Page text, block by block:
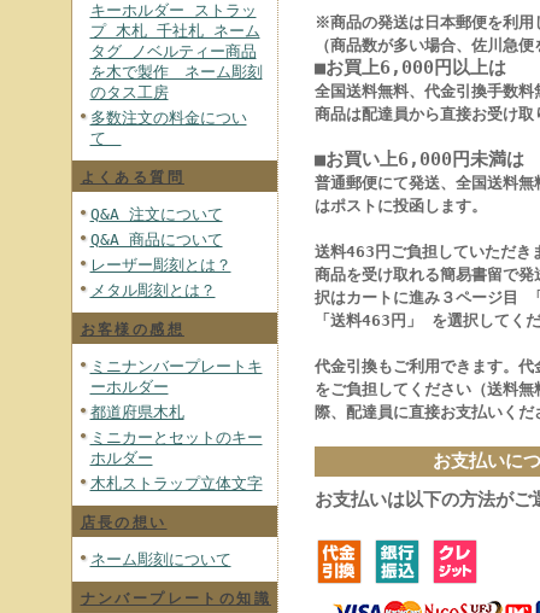
キーホルダー ストラッ
プ 木札 千社札 ネーム
タグ ノベルティー商品
を木で製作 ネーム彫刻
のタス工房
多数注文の料金につい
て
よくある質問
Q&A 注文について
Q&A 商品について
レーザー彫刻とは？
メタル彫刻とは？
お客様の感想
ミニナンバープレートキ
ーホルダー
都道府県木札
ミニカーとセットのキー
ホルダー
木札ストラップ立体文字
店長の想い
ネーム彫刻について
ナンバープレートの知識
※商品の発送は日本郵便を利用
（商品数が多い場合、佐川急
■お買上6,000円以上は
全国送料無料、代金引換手数料
商品は配達員から直接お受け取
■お買い上6,000円未満は
普通郵便にて発送、全国送料無
はポストに投函します。
送料463円ご負担していただき
商品を受け取れる簡易書留で発
択はカートに進み３ページ目
「送料463円」 を選択してく
代金引換もご利用できます。
をご負担してください（送料無
際、配達員に直接お支払いくだ
お支払いに
お支払いは以下の方法がご